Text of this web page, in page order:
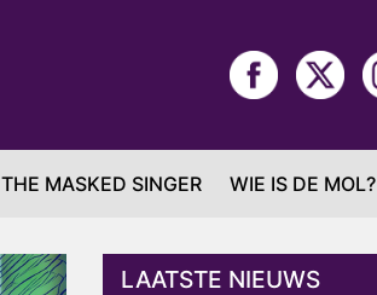
THE MASKED SINGER WIE IS DE MOL?
LAATSTE NIEUWS